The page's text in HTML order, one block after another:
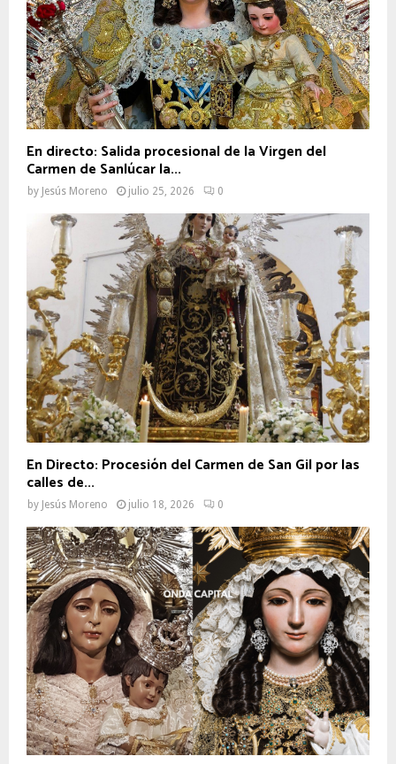
En directo: Salida procesional de la Virgen del
Carmen de Sanlúcar la...
by Jesús Moreno julio 25, 2026 0
En Directo: Procesión del Carmen de San Gil por las
calles de...
by Jesús Moreno julio 18, 2026 0